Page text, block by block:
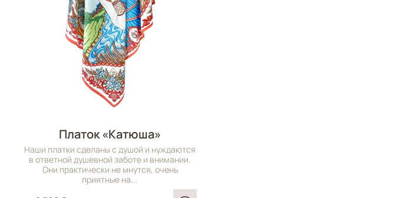
Платок «Катюша»
Наши платки сделаны с душой и нуждаются
в ответной душевной заботе и внимании.
Они практически не мнутся, очень
приятные на...